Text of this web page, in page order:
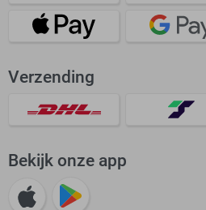
Verzending
Bekijk onze app